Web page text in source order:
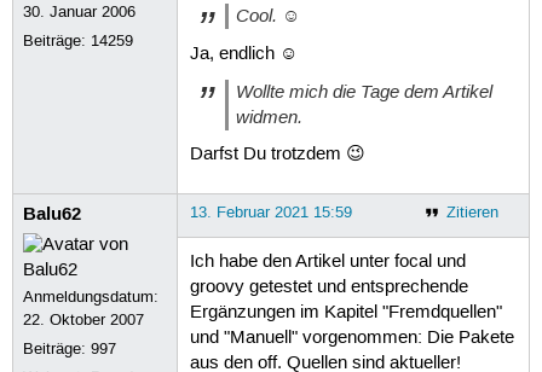
30. Januar 2006
Beiträge: 14259
Cool. ☺
Ja, endlich ☺
Wollte mich die Tage dem Artikel
widmen.
Darfst Du trotzdem 😉
Balu62
Anmeldungsdatum:
22. Oktober 2007
Beiträge:997
Zitieren
13. Februar 2021 15:59
Ich habe den Artikel unter focal und
groovy getestet und entsprechende
Ergänzungen im Kapitel "Fremdquellen"
und "Manuell" vorgenommen: Die Pakete
aus den off. Quellen sind aktueller!